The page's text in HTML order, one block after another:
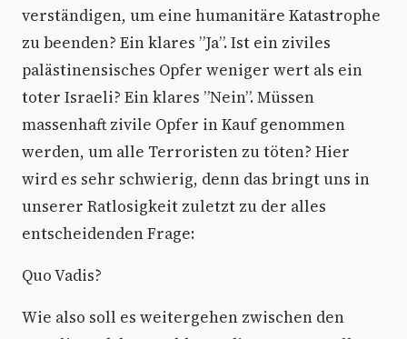
verständigen, um eine humanitäre Katastrophe
zu beenden? Ein klares ”Ja”. Ist ein ziviles
palästinensisches Opfer weniger wert als ein
toter Israeli? Ein klares ”Nein”. Müssen
massenhaft zivile Opfer in Kauf genommen
werden, um alle Terroristen zu töten? Hier
wird es sehr schwierig, denn das bringt uns in
unserer Ratlosigkeit zuletzt zu der alles
entscheidenden Frage:
Quo Vadis?
Wie also soll es weitergehen zwischen den